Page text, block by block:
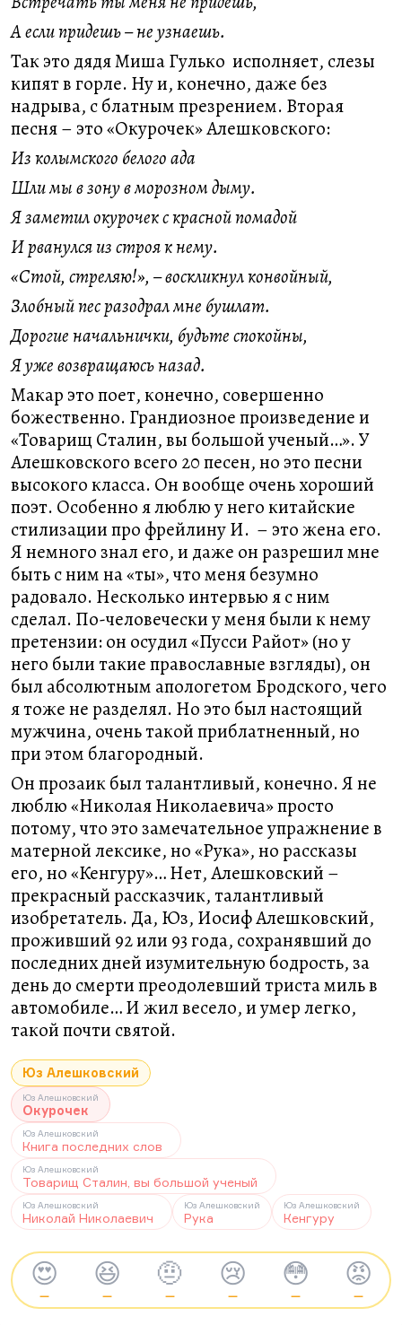
А если придешь – не узнаешь.
Так это дядя Миша Гулько исполняет, слезы
кипят в горле. Ну и, конечно, даже без
надрыва, с блатным презрением. Вторая
песня – это «Окурочек» Алешковского:
Из колымского белого ада
Шли мы в зону в морозном дыму.
Я заметил окурочек с красной помадой
И рванулся из строя к нему.
«Стой, стреляю!», – воскликнул конвойный,
Злобный пес разодрал мне бушлат.
Дорогие начальнички, будьте спокойны,
Я уже возвращаюсь назад.
Макар это поет, конечно, совершенно
божественно. Грандиозное произведение и
«Товарищ Сталин, вы большой ученый…». У
Алешковского всего 20 песен, но это песни
высокого класса. Он вообще очень хороший
поэт. Особенно я люблю у него китайские
стилизации про фрейлину И. – это жена его.
Я немного знал его, и даже он разрешил мне
быть с ним на «ты», что меня безумно
радовало. Несколько интервью я с ним
сделал. По-человечески у меня были к нему
претензии: он осудил «Пусси Райот» (но у
него были такие православные взгляды), он
был абсолютным апологетом Бродского, чего
я тоже не разделял. Но это был настоящий
мужчина, очень такой приблатненный, но
при этом благородный.
Он прозаик был талантливый, конечно. Я не
люблю «Николая Николаевича» просто
потому, что это замечательное упражнение в
матерной лексике, но «Рука», но рассказы
его, но «Кенгуру»… Нет, Алешковский –
прекрасный рассказчик, талантливый
изобретатель. Да, Юз, Иосиф Алешковский,
проживший 92 или 93 года, сохранявший до
последних дней изумительную бодрость, за
день до смерти преодолевший триста миль в
автомобиле… И жил весело, и умер легко,
такой почти святой.
Юз Алешковский
Юз Алешковский
Окурочек
Юз Алешковский
Книга последних слов
Юз Алешковский
Товарищ Сталин, вы большой ученый
Юз Алешковский
Николай Николаевич
Юз Алешковский
Рука
Юз Алешковский
Кенгуру
😍
—
😆
—
🤨
—
😢
—
😳
—
😡
—